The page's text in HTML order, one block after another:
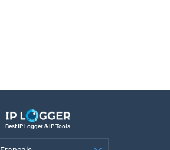
Best IP Logger & IP Tools